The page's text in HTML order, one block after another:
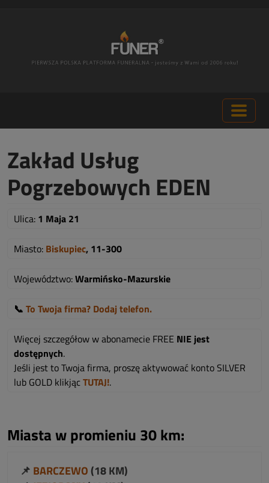
Zakład Usług
Pogrzebowych EDEN
Ulica: 1 Maja 21
Miasto: Biskupiec, 11-300
Województwo:Warmińsko-Mazurskie
📞 To Twoja firma? Dodaj telefon.
Więcej szczegółow w abonamecie FREE NIE jest
dostępnych.
Jeśli jest to Twoja firma, proszę aktywować konto SILVER
lub GOLD klikjącTUTAJ!.
Miasta w promieniu 30 km:
📌 BARCZEWO(18 KM)